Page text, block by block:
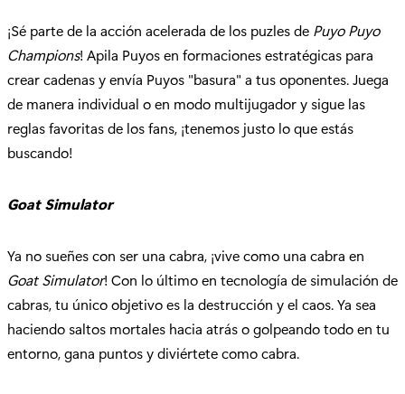
¡Sé parte de la acción acelerada de los puzles de Puyo Puyo
Champions! Apila Puyos en formaciones estratégicas para
crear cadenas y envía Puyos "basura" a tus oponentes. Juega
de manera individual o en modo multijugador y sigue las
reglas favoritas de los fans, ¡tenemos justo lo que estás
buscando!
Goat Simulator
Ya no sueñes con ser una cabra, ¡vive como una cabra en
Goat Simulator! Con lo último en tecnología de simulación de
cabras, tu único objetivo es la destrucción y el caos. Ya sea
haciendo saltos mortales hacia atrás o golpeando todo en tu
entorno, gana puntos y diviértete como cabra.